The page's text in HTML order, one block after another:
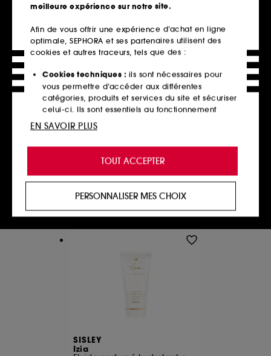
A-DERMA
Dermalibour +
17,00€
Ajouter au panier
BIODERMA
Atoderm Intensive
3,50€ /100ml
Ajouter au panier
SISLEY
Izia
meilleure expérience sur notre site.
Afin de vous offrir une expérience d’achat en ligne
optimale, SEPHORA et ses partenaires utilisent des
cookies et autres traceurs, tels que des :
Cookies techniques : ils sont nécessaires pour
vous permettre d’accéder aux différentes
catégories, produits et services du site et sécuriser
celui-ci. Ils sont essentiels au fonctionnement
technique du site et ne peuvent être désactivés.
de vous offrir une expérience enrichie et
personnalisée en vous recommandant des
produits, des services et des contenus qui
proposer des offres promotionnelles adaptées à
votre profil.
Cookies réseaux sociaux et publicité :ils sont
utilisés pour vous présenter du contenu susceptible
de vous plaire via des publicités, y compris sur des
sites tiers et sur les réseaux sociaux, sur la base
navigation, et de l'historique de vos interactions.
fréquentation et de navigation sur notre site afin
d’en améliorer la performance.
TOUT ACCEPTER
PERSONNALISER MES CHOIX
EN SAVOIR PLUS